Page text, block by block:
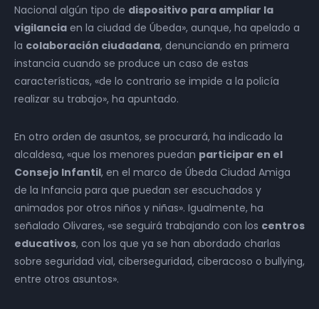
Nacional algún tipo de dispositivo para ampliar la
vigilancia en la ciudad de Úbeda», aunque, ha apelado a
la colaboración ciudadana, denunciando en primera
instancia cuando se produce un caso de estas
características, «de lo contrario se impide a la policía
realizar su trabajo», ha apuntado.
En otro orden de asuntos, se procurará, ha indicado la
alcaldesa, «que los menores puedan participar en el
Consejo Infantil, en el marco de Úbeda Ciudad Amiga
de la Infancia para que puedan ser escuchados y
animados por otros niños y niñas». Igualmente, ha
señalado Olivares, «se seguirá trabajando con los centros
educativos, con los que ya se han abordado charlas
sobre seguridad vial, ciberseguridad, ciberacoso o bullying,
entre otros asuntos».